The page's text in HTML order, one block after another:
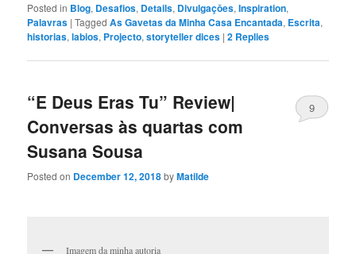
Posted in Blog, Desafios, Details, Divulgaçōes,Inspiration,
Palavras |Tagged As Gavetas da Minha Casa Encantada, Escrita,
historias,labios, Projecto,storyteller dices |2 Replies
“E Deus Eras Tu” Review|
Conversas às quartas com
Susana Sousa
Posted on December 12, 2018byMatilde
9
Imagem da minha autoria